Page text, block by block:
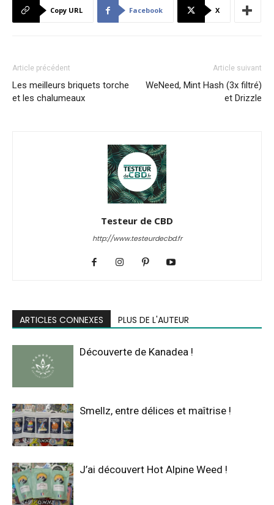
Copy URL Facebook X
Article précédent
Les meilleurs briquets torche
et les chalumeaux
Article suivant
WeNeed, Mint Hash (3x filtré)
et Drizzle
Testeur de CBD
http://www.testeurdecbd.fr
ARTICLES CONNEXES PLUS DE L'AUTEUR
Découverte de Kanadea !
Smellz, entre délices et maîtrise !
J’ai découvert Hot Alpine Weed !